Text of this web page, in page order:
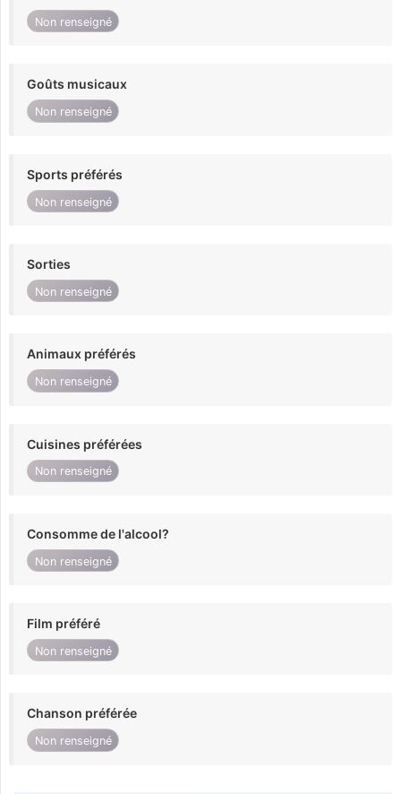
Non renseigné
Goûts musicaux
Non renseigné
Sports préférés
Non renseigné
Sorties
Non renseigné
Animaux préférés
Non renseigné
Cuisines préférées
Non renseigné
Consomme de l'alcool?
Non renseigné
Film préféré
Non renseigné
Chanson préférée
Non renseigné